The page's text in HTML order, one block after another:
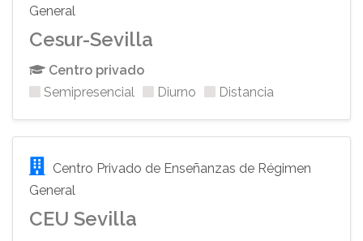
General
Cesur-Sevilla
Centro privado
Semipresencial
Diurno Distancia
Centro Privado de Enseñanzas de Régimen
General
CEU Sevilla